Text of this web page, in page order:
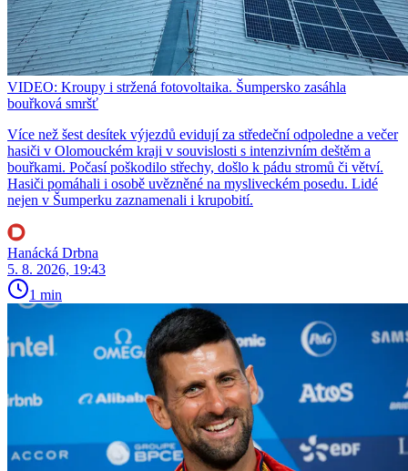
VIDEO: Kroupy i stržená fotovoltaika. Šumpersko zasáhla
bouřková smršť
Více než šest desítek výjezdů evidují za středeční odpoledne a večer
hasiči v Olomouckém kraji v souvislosti s intenzivním deštěm a
bouřkami. Počasí poškodilo střechy, došlo k pádu stromů či větví.
Hasiči pomáhali i osobě uvězněné na mysliveckém posedu. Lidé
nejen v Šumperku zaznamenali i krupobití.
Hanácká Drbna
5. 8. 2026, 19:43
1 min